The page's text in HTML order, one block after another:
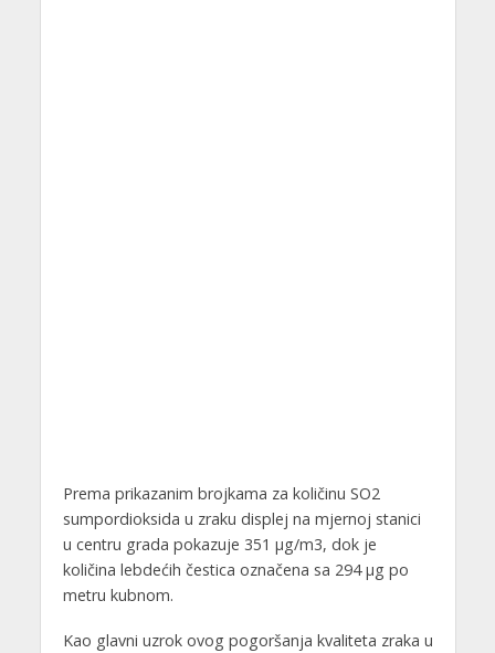
Prema prikazanim brojkama za količinu SO2
sumpordioksida u zraku displej na mjernoj stanici
u centru grada pokazuje 351 μg/m3, dok je
količina lebdećih čestica označena sa 294 μg po
metru kubnom.
Kao glavni uzrok ovog pogoršanja kvaliteta zraka u